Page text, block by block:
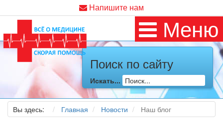
Напишите нам
Меню
Поиск по сайту
Искать...
Вы здесь: Главная Новости Наш блог
Как я заболел во время локдауна?
Это странная ситуация: вы соблюдали все меры
предосторожности COVID-19 (вы почти все время дома),
но, тем не менее, вы каким-то образом простудились. Вы
можете задаться...
5 причин обратить внимание на средиземноморскую диету